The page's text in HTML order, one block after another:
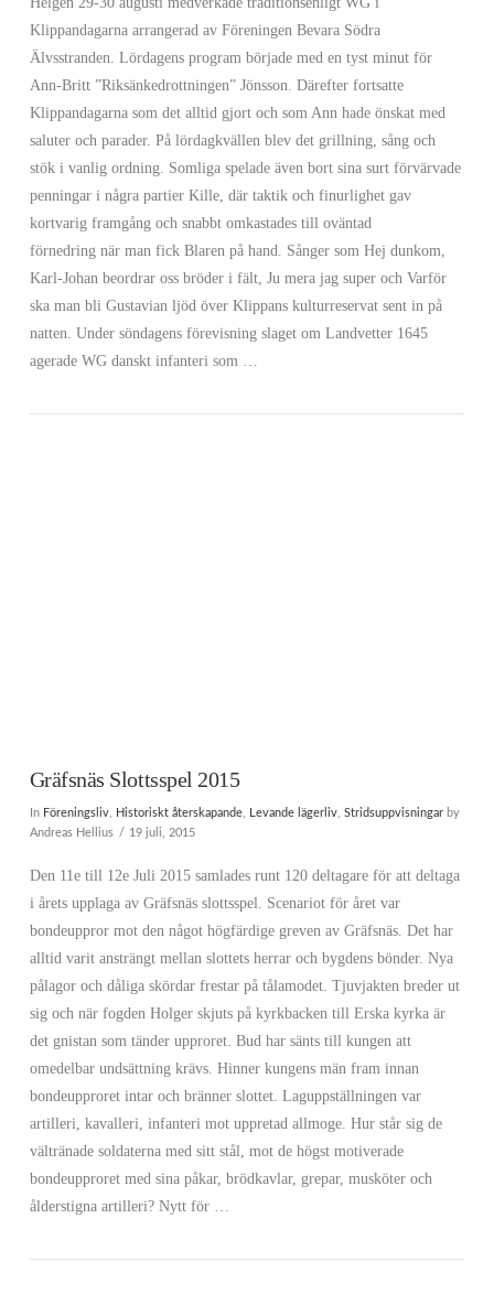
VIEW POST
Klippandagarna arrangerad av Föreningen Bevara Södra
Älvsstranden. Lördagens program började med en tyst minut för
Ann-Britt ”Riksänkedrottningen” Jönsson. Därefter fortsatte
Klippandagarna som det alltid gjort och som Ann hade önskat med
saluter och parader. På lördagkvällen blev det grillning, sång och
stök i vanlig ordning. Somliga spelade även bort sina surt förvärvade
penningar i några partier Kille, där taktik och finurlighet gav
kortvarig framgång och snabbt omkastades till oväntad
förnedring när man fick Blaren på hand. Sånger som Hej dunkom,
Karl-Johan beordrar oss bröder i fält, Ju mera jag super och Varför
ska man bli Gustavian ljöd över Klippans kulturreservat sent in på
natten. Under söndagens förevisning slaget om Landvetter 1645
agerade WG danskt infanteri som …
VIEW POST
Gräfsnäs Slottsspel 2015
In Föreningsliv, Historiskt återskapande, Levande lägerliv, Stridsuppvisningarby
Andreas Hellius
19 juli, 2015
Den 11e till 12e Juli 2015 samlades runt 120 deltagare för att deltaga
i årets upplaga av Gräfsnäs slottsspel. Scenariot för året var
bondeuppror mot den något högfärdige greven av Gräfsnäs. Det har
alltid varit ansträngt mellan slottets herrar och bygdens bönder. Nya
pålagor och dåliga skördar frestar på tålamodet. Tjuvjakten breder ut
sig och när fogden Holger skjuts på kyrkbacken till Erska kyrka är
det gnistan som tänder upproret. Bud har sänts till kungen att
omedelbar undsättning krävs. Hinner kungens män fram innan
bondeupproret intar och bränner slottet. Laguppställningen var
artilleri, kavalleri, infanteri mot uppretad allmoge. Hur står sig de
vältränade soldaterna med sitt stål, mot de högst motiverade
bondeupproret med sina påkar, brödkavlar, grepar, musköter och
ålderstigna artilleri? Nytt för …